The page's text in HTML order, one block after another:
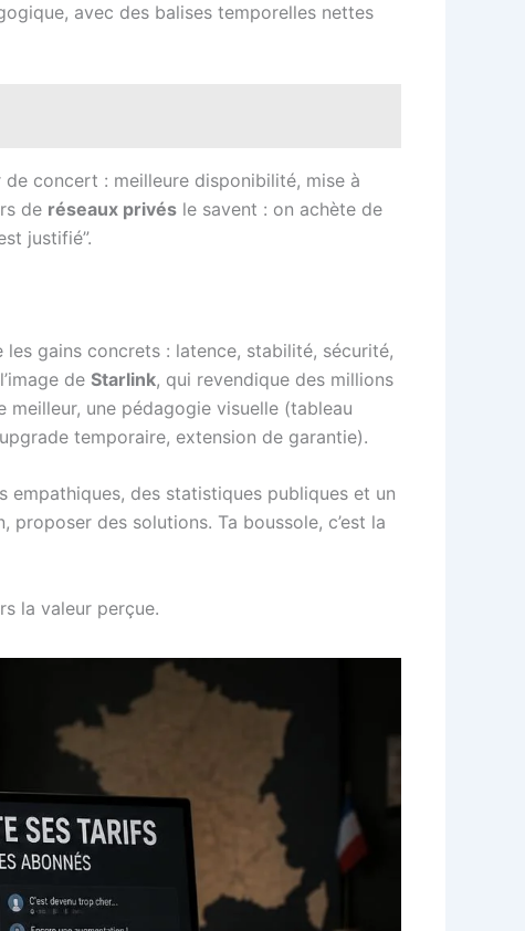
avec des balises temporelles nettes
concert : meilleure disponibilité, mise à
de réseaux privés le savent : on achète de
justifié”.
gains concrets : latence, stabilité, sécurité,
de Starlink, qui revendique des millions
une pédagogie visuelle (tableau
temporaire, extension de garantie).
empathiques, des statistiques publiques et un
proposer des solutions. Ta boussole, c’est la
la valeur perçue.